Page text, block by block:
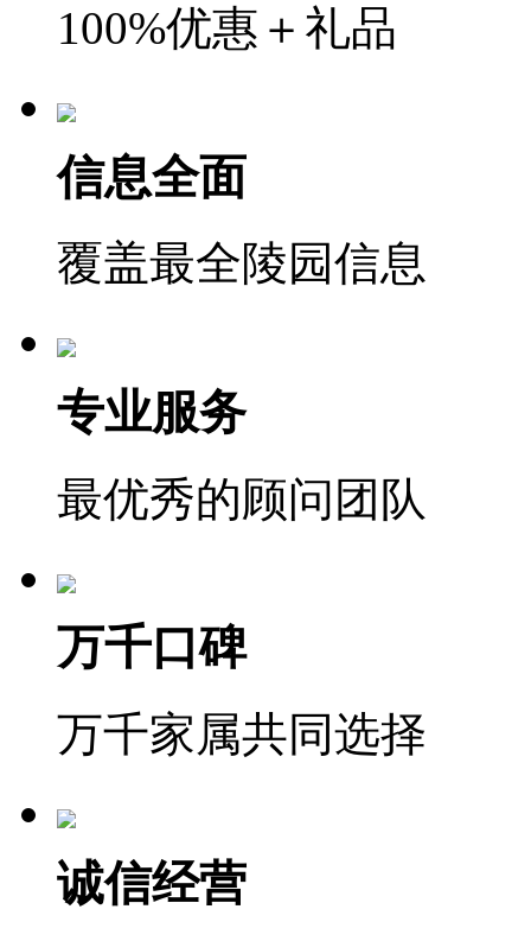
100%优惠＋礼品
信息全面
覆盖最全陵园信息
专业服务
最优秀的顾问团队
万千口碑
万千家属共同选择
诚信经营